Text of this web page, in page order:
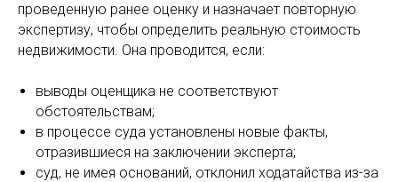
проведенную ранее оценку и назначает повторную
экспертизу, чтобы определить реальную стоимость
недвижимости. Она проводится, если:
выводы оценщика не соответствуют
обстоятельствам;
в процессе суда установлены новые факты,
отразившиеся на заключении эксперта;
суд, не имея оснований, отклонил ходатайства из-за